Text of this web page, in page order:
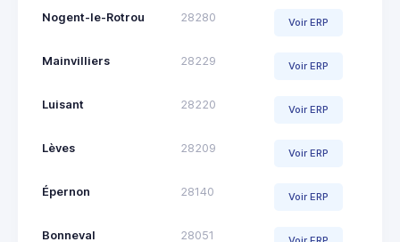
Nogent-le-Rotrou 28280 Voir ERP
Mainvilliers 28229 Voir ERP
Luisant 28220 Voir ERP
Lèves 28209 Voir ERP
Épernon 28140 Voir ERP
Bonneval 28051